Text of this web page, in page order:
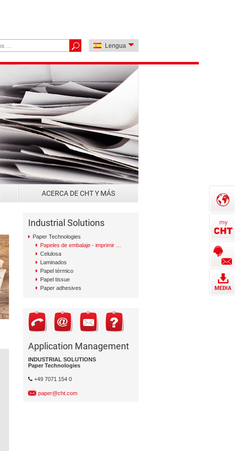
Lengua
ACERCA DE CHT Y MÁS
Industrial Solutions
Paper Technologies
Papeles de embalaje - imprimir y escribir
Celulosa
Laminados
Papel térmico
Papel tissue
Paper adhesives
Application Management
INDUSTRIAL SOLUTIONS
Paper Technologies
+49 7071 154 0
paper@cht.com